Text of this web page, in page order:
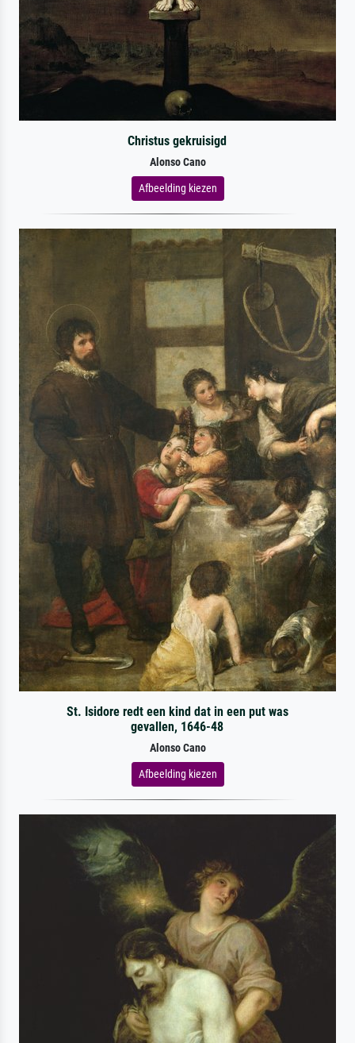
Christus gekruisigd
Alonso Cano
Afbeelding kiezen
St. Isidore redt een kind dat in een put was
gevallen, 1646-48
Alonso Cano
Afbeelding kiezen